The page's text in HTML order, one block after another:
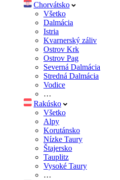
Chorvátsko
Všetko
Dalmácia
Istria
Kvarnerský záliv
Ostrov Krk
Ostrov Pag
Severná Dalmácia
Stredná Dalmácia
Vodice
…
Rakúsko
Všetko
Alpy
Korutánsko
Nízke Taury
Štajersko
Tauplitz
Vysoké Taury
…